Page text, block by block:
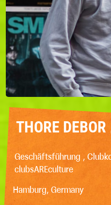
THORE DEBOR
Geschäftsführung ,
clubsAREculture
Hamburg, Germany